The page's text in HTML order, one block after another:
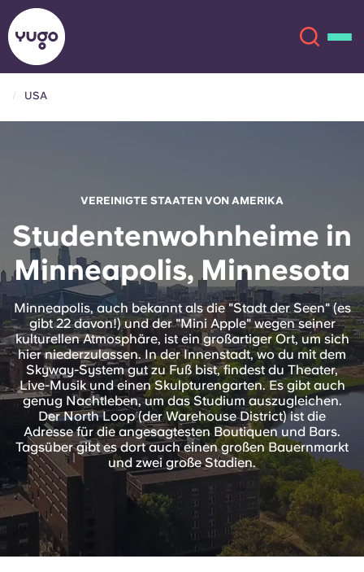
Konto Sprache
English (GB)
English (US)
Chinese
Español
Català
Wähle ein Land aus
Wähle eine Stadt aus
Wähle eine Unterkunft aus
Anmelden
Jetzt buchen
Deutsch
Italian French
Portuguese
USA
VEREINIGTE STAATEN VON AMERIKA
Studentenwohnheime in
Minneapolis, Minnesota
Minneapolis, auch bekannt als die "Stadt der Seen" (es
gibt 22 davon!) und der "Mini Apple" wegen seiner
kulturellen Atmosphäre, ist ein großartiger Ort, um sich
hier niederzulassen. In der Innenstadt, wo du mit dem
Skyway-System gut zu Fuß bist, findest du Theater,
Live-Musik und einen Skulpturengarten. Es gibt auch
genug Nachtleben, um das Studium auszugleichen.
Der North Loop (der Warehouse District) ist die
Adresse für die angesagtesten Boutiquen und Bars.
Tagsüber gibt es dort auch einen großen Bauernmarkt
und zwei große Stadien.